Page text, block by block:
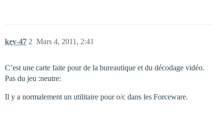
kev-47 Mars 4, 2011, 2:41
2
C’est une carte faite pour de la bureautique et du décodage vidéo.
Pas du jeu :neutre:
Il y a normalement un utilitaire pour o/c dans les Forceware.